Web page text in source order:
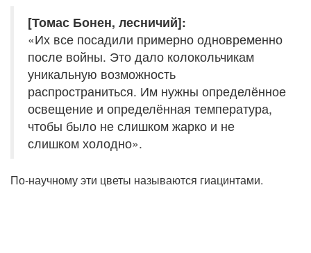
[Томас Бонен, лесничий]:
«Их все посадили примерно одновременно
после войны. Это дало колокольчикам
уникальную возможность
распространиться. Им нужны определённое
освещение и определённая температура,
чтобы было не слишком жарко и не
слишком холодно».
По-научному эти цветы называются гиацинтами.